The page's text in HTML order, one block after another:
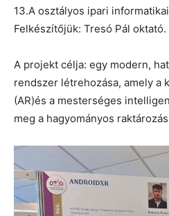
13.A osztályos ipari
Felkészítőjük: Tresó Pál oktató.
A projekt célja: egy modern,
rendszer létrehozása, amely a
(AR)és a mesterséges
meg a hagyományos